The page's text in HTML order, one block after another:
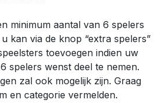
minimum aantal van 6 spelers
kan via de knop “extra spelers”
toevoegen indien uw
spelers wenst deel te nemen.
zal ook mogelijk zijn. Graag
en categorie vermelden.